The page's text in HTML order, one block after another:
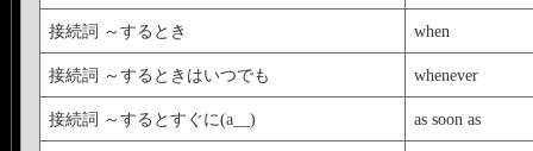
接続詞 ～するとき when
接続詞 ～するときはいつでも whenever
接続詞 ～するとすぐに(a__) as soon as